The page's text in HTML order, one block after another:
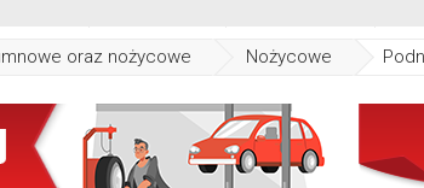
oraz nożycowe Nożycowe